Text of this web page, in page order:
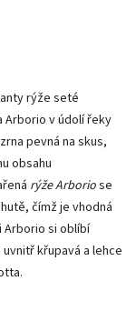
rýže seté
Arborio v údolí řeky
pevná na skus,
obsahu
rýže Arboriose
čímž je vhodná
Arborio si oblíbí
křupavá a lehce